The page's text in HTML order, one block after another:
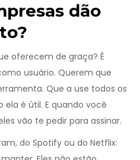
dão
oferecem de graça? É
usuário. Querem que
Que a use todos os
ela é útil. E quando você
vão te pedir para assinar.
do Spotify ou do Netflix: